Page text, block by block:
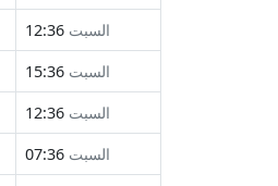
السبت 12:36
السبت 15:36
السبت 12:36
السبت 07:36